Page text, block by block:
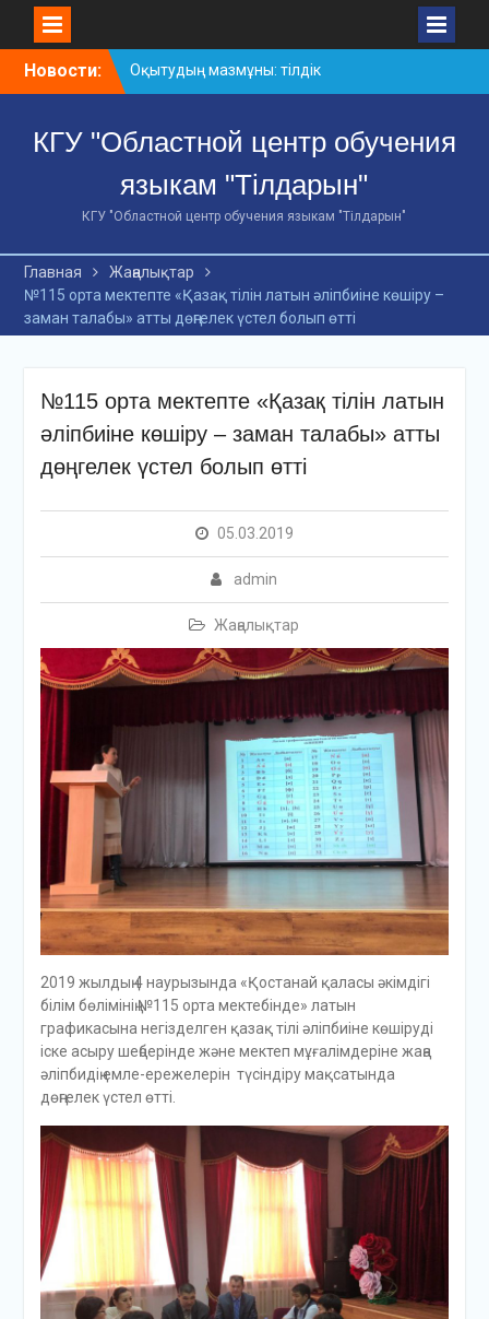
Новости:
Оқытудың мазмұны: тілдік
дағдылар және
стратегиялар
АХМЕТ БАЙТҰРСЫНҰЛЫ
АТЫНДАҒЫ «ҮЗДІК
ОҚЫТУШЫ-2026»
«Мемлекеттік тіл –
Тәуелсіздік символы»
облыстық байқауы
КГУ "Областной центр обучения
языкам "Тілдарын"
КГУ "Областной центр обучения языкам "Тілдарын"
Главная
Жаңалықтар
№115 орта мектепте «Қазақ тілін латын әліпбиіне көшіру –
заман талабы» атты дөңгелек үстел болып өтті
№115 орта мектепте «Қазақ тілін латын
әліпбиіне көшіру – заман талабы» атты
дөңгелек үстел болып өтті
05.03.2019
admin
Жаңалықтар
2019 жылдың 4 наурызында «Қостанай қаласы әкімдігі
білім бөлімінің №115 орта мектебінде» латын
графикасына негізделген қазақ тілі әліпбиіне көшіруді
іске асыру шеңберінде және мектеп мұғалімдеріне жаңа
әліпбидің емле-ережелерін түсіндіру мақсатында
дөңгелек үстел өтті.